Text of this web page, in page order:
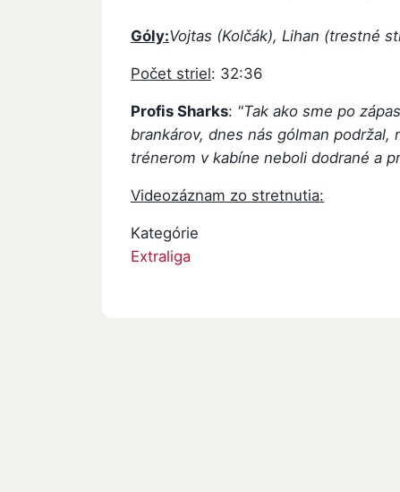
Góly:Vojtas (Kolčák), Lihan (trestné
Počet striel: 32:36
Profis Sharks: "Tak ako sme po
brankárov, dnes nás gólman
trénerom v kabíne neboli dodrané a
Videozáznam zo stretnutia:
Kategórie
Extraliga